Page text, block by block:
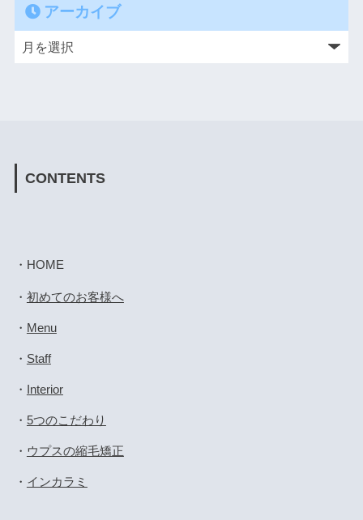
アーカイブ
CONTENTS
・ HOME
・ 初めてのお客様へ
・ Menu
・ Staff
・ Interior
・ 5つのこだわり
・ ウプスの縮毛矯正
・ インカラミ